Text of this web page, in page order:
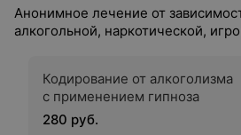
Анонимное лечение от
алкогольной, наркотической,
Кодирование от алкоголизма
с применением гипноза
280 руб.